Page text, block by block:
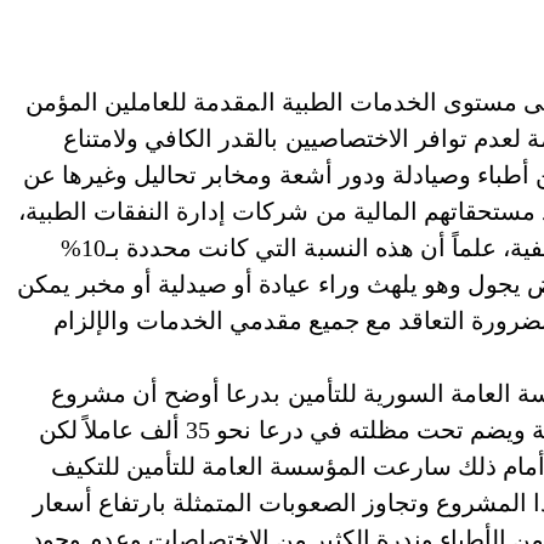
الخدمات الطبية المقدمة للعاملين المؤمن
توافر الاختصاصيين بالقدر الكافي ولامتناع
وصيادلة ودور أشعة ومخابر تحاليل وغيرها عن
المالية من شركات إدارة النفقات الطبية،
حتى إن الأطباء يخالفون بأخذ نسبة من قيمة الكشفية، علماً أن هذه النسبة التي كانت محددة بـ10%
يجول وهو يلهث وراء عيادة أو صيدلية أو مخبر يمكن
التعاقد مع جميع مقدمي الخدمات والإلزام
العامة السورية للتأمين بدرعا أوضح أن مشروع
التأمين الصحي للعاملين يعد تجربة جديدة وطموحة ويضم تحت مظلته في درعا نحو 35 ألف عاملاً لكن
ذلك سارعت المؤسسة العامة للتأمين للتكيف
المشروع وتجاوز الصعوبات المتمثلة بارتفاع أسعار